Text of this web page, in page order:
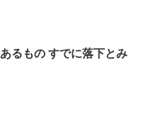
るもの すでに落下とみ